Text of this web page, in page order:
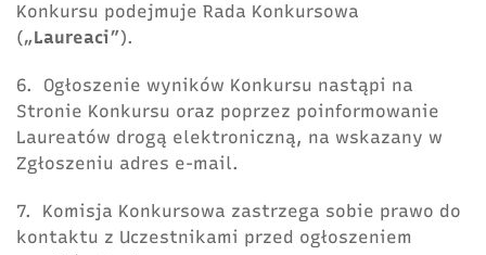
Konkursu podejmuje Rada Konkursowa
(„Laureaci”).
6. Ogłoszenie wyników Konkursu nastąpi na
Stronie Konkursu oraz poprzez poinformowanie
Laureatów drogą elektroniczną, na wskazany w
Zgłoszeniu adres e-mail.
7. Komisja Konkursowa zastrzega sobie prawo do
kontaktu z Uczestnikami przed ogłoszeniem